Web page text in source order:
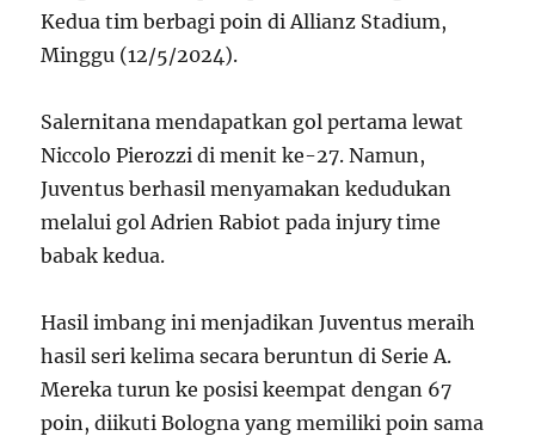
Kedua tim berbagi poin di Allianz Stadium,
Minggu (12/5/2024).
Salernitana mendapatkan gol pertama lewat
Niccolo Pierozzi di menit ke-27. Namun,
Juventus berhasil menyamakan kedudukan
melalui gol Adrien Rabiot pada injury time
babak kedua.
Hasil imbang ini menjadikan Juventus meraih
hasil seri kelima secara beruntun di Serie A.
Mereka turun ke posisi keempat dengan 67
poin, diikuti Bologna yang memiliki poin sama